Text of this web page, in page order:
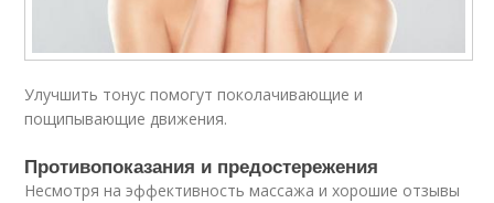
Улучшить тонус помогут поколачивающие и
пощипывающие движения.
Противопоказания и предостережения
Несмотря на эффективность массажа и хорошие отзывы